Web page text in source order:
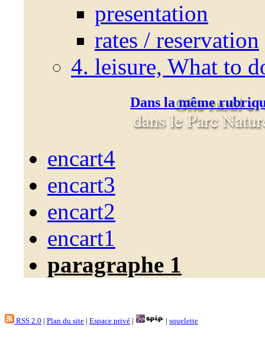
presentation
rates / reservation
4. leisure, What to
Dans la même
encart4
encart3
encart2
encart1
paragraphe 1
RSS 2.0 | Plan du site | Espace privé | | squelette